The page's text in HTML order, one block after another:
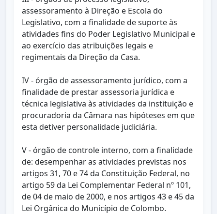
assessoramento à Direção e Escola do
Legislativo, com a finalidade de suporte às
atividades fins do Poder Legislativo Municipal e
ao exercício das atribuições legais e
regimentais da Direção da Casa.
IV - órgão de assessoramento jurídico, com a
finalidade de prestar assessoria jurídica e
técnica legislativa às atividades da instituição e
procuradoria da Câmara nas hipóteses em que
esta detiver personalidade judiciária.
V - órgão de controle interno, com a finalidade
de: desempenhar as atividades previstas nos
artigos 31, 70 e 74 da Constituição Federal, no
artigo 59 da Lei Complementar Federal nº 101,
de 04 de maio de 2000, e nos artigos 43 e 45 da
Lei Orgânica do Município de Colombo.